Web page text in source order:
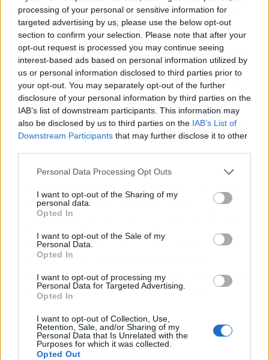
processing of your personal or sensitive information for
targeted advertising by us, please use the below opt-out
section to confirm your selection. Please note that after your
opt-out request is processed you may continue seeing
interest-based ads based on personal information utilized by
us or personal information disclosed to third parties prior to
your opt-out. You may separately opt-out of the further
disclosure of your personal information by third parties on the
IAB’s list of downstream participants. This information may
also be disclosed by us to third parties on the IAB’s List of
Downstream Participants that may further disclose it to other
Personal Data Processing Opt Outs
I want to opt-out of the Sharing of my
personal data.
Opted In
I want to opt-out of the Sale of my
Personal Data.
Opted In
I want to opt-out of processing my
Personal Data for Targeted Advertising.
Opted In
I want to opt-out of Collection, Use,
Retention, Sale, and/or Sharing of my
Personal Data that Is Unrelated with the
Purposes for which it was collected.
Opted Out
sierra turolense y el consejo del
experto
Las agencias de viajes independientes prevén
un incremento delquince por cientoen las
reservas de turismo rural hacia el interior de la
península durante la próxima temporada. Para
asegurar las tarifas más bajas en estepueblo
los analistas recomiendan realizar las reservas
con un mínimo de tres semanas de antelación
en plataformas locales directas.
mudéjar facilita una conexión rápida, aunque
se aconseja estacionar en los aparcamientos
exteriores habilitados para evitar las
empinadas y estrechas calzadas del casco
antiguo. El uso de
imprescindible para disfrutar plenamente de la
experiencia sin contratiempos físicos.